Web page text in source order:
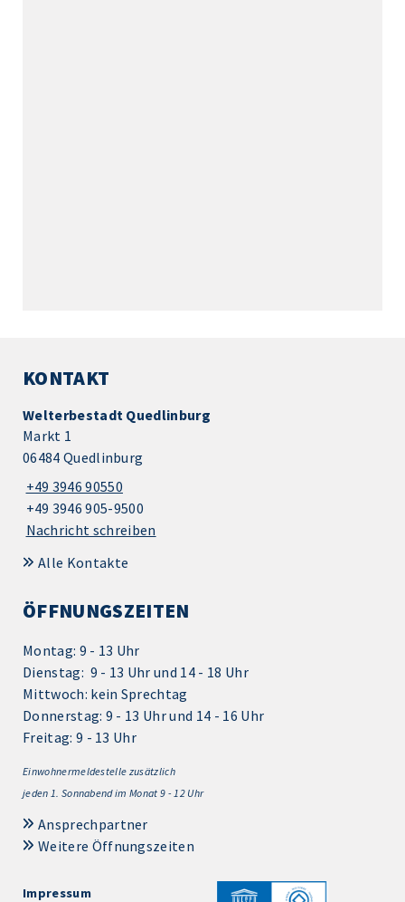
KONTAKT
Welterbestadt Quedlinburg
Markt 1
06484 Quedlinburg
+49 3946 90550
+49 3946 905-9500
Nachricht schreiben
Alle Kontakte
ÖFFNUNGSZEITEN
Montag: 9 - 13 Uhr
Dienstag: 9 - 13 Uhr und 14 - 18 Uhr
Mittwoch: kein Sprechtag
Donnerstag: 9 - 13 Uhr und 14 - 16 Uhr
Freitag: 9 - 13 Uhr
Einwohnermeldestelle zusätzlich
jeden 1. Sonnabend im Monat 9 - 12 Uhr
Ansprechpartner
Weitere Öffnungszeiten
Impressum